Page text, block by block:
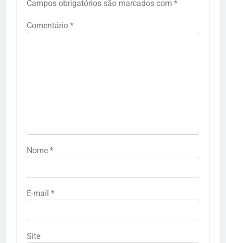
Campos obrigatórios são marcados com *
Comentário *
Nome *
E-mail *
Site